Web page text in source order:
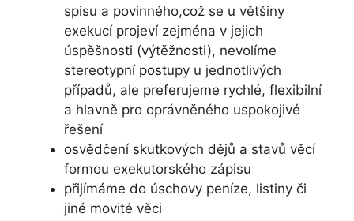
spisu a povinného,což se u většiny
exekucí projeví zejména v jejich
úspěšnosti (výtěžnosti), nevolíme
stereotypní postupy u jednotlivých
případů, ale preferujeme rychlé, flexibilní
a hlavně pro oprávněného uspokojivé
řešení
osvědčení skutkových dějů a stavů věcí
formou exekutorského zápisu
přijímáme do úschovy peníze, listiny či
jiné movité věci